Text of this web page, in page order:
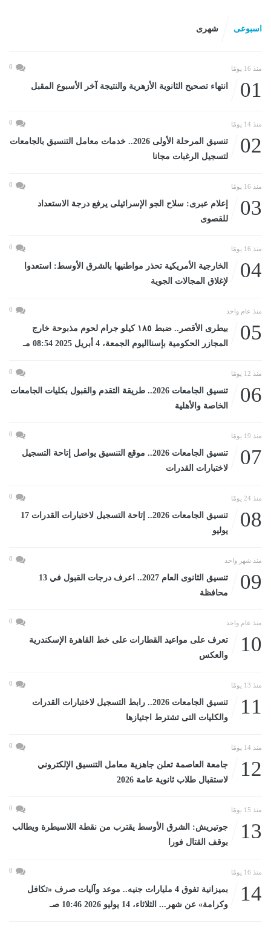
اسبوعى شهرى
منذ 16 يومًا 0
01 انتهاء تصحيح الثانوية الأزهرية والنتيجة آخر الأسبوع المقبل
منذ 14 يومًا 0
02
تنسيق المرحلة الأولى 2026.. خدمات معامل التنسيق بالجامعات
لتسجيل الرغبات مجانا
منذ 16 يومًا 0
03
إعلام عبرى: سلاح الجو الإسرائيلى يرفع درجة الاستعداد
للقصوى
منذ 16 يومًا 0
04
الخارجية الأمريكية تحذر مواطنيها بالشرق الأوسط: استعدوا
لإغلاق المجالات الجوية
منذ عام واحد 0
05
بيطرى الأقصر.. ضبط ١٨٥ كيلو جرام لحوم مذبوحة خارج
المجازر الحكومية بإسنااليوم الجمعة، 4 أبريل 2025 08:54 مـ
منذ 12 يومًا 0
06
تنسيق الجامعات 2026.. طريقة التقدم والقبول بكليات الجامعات
الخاصة والأهلية
منذ 19 يومًا 0
07
تنسيق الجامعات 2026.. موقع التنسيق يواصل إتاحة التسجيل
لاختبارات القدرات
منذ 24 يومًا 0
08
تنسيق الجامعات 2026.. إتاحة التسجيل لاختبارات القدرات 17
يوليو
منذ شهر واحد 0
09
تنسيق الثانوى العام 2027.. اعرف درجات القبول في 13
محافظة
منذ عام واحد 0
10
تعرف على مواعيد القطارات على خط القاهرة الإسكندرية
والعكس
منذ 13 يومًا 0
11
تنسيق الجامعات 2026.. رابط التسجيل لاختبارات القدرات
والكليات التى تشترط اجتيازها
منذ 14 يومًا 0
12
جامعة العاصمة تعلن جاهزية معامل التنسيق الإلكتروني
لاستقبال طلاب ثانوية عامة 2026
منذ 15 يومًا 0
13
جوتيريش: الشرق الأوسط يقترب من نقطة اللاسيطرة ويطالب
بوقف القتال فورا
منذ 16 يومًا 0
14
بميزانية تفوق 4 مليارات جنيه.. موعد وآليات صرف «تكافل
وكرامة» عن شهر... الثلاثاء، 14 يوليو 2026 10:46 صـ